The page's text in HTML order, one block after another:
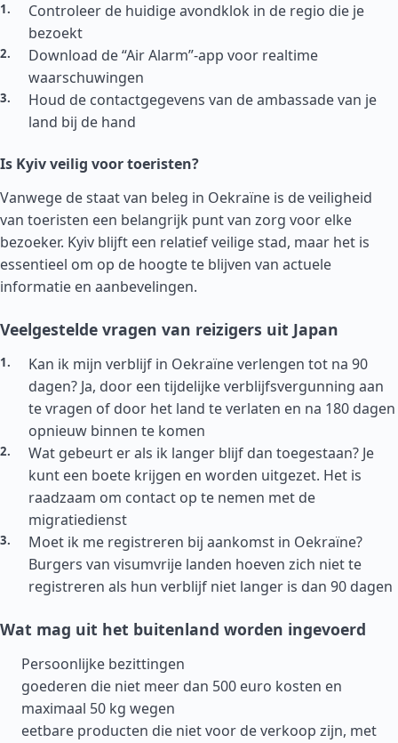
Controleer de huidige avondklok in de regio die je
bezoekt
Download de “Air Alarm”-app voor realtime
waarschuwingen
Houd de contactgegevens van de ambassade van je
land bij de hand
Is Kyiv veilig voor toeristen?
Vanwege de staat van beleg in Oekraïne is de veiligheid
van toeristen een belangrijk punt van zorg voor elke
bezoeker. Kyiv blijft een relatief veilige stad, maar het is
essentieel om op de hoogte te blijven van actuele
informatie en aanbevelingen.
Veelgestelde vragen van reizigers uit Japan
Kan ik mijn verblijf in Oekraïne verlengen tot na 90
dagen? Ja, door een tijdelijke verblijfsvergunning aan
te vragen of door het land te verlaten en na 180 dagen
opnieuw binnen te komen
Wat gebeurt er als ik langer blijf dan toegestaan? Je
kunt een boete krijgen en worden uitgezet. Het is
raadzaam om contact op te nemen met de
migratiedienst
Moet ik me registreren bij aankomst in Oekraïne?
Burgers van visumvrije landen hoeven zich niet te
registreren als hun verblijf niet langer is dan 90 dagen
Wat mag uit het buitenland worden ingevoerd
Persoonlijke bezittingen
goederen die niet meer dan 500 euro kosten en
maximaal 50 kg wegen
eetbare producten die niet voor de verkoop zijn, met